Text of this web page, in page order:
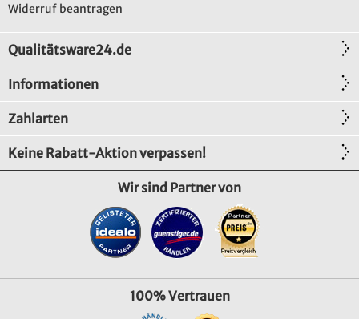
Widerruf beantragen
Qualitätsware24.de
Informationen
Zahlarten
Keine Rabatt-Aktion verpassen!
Wir sind Partner von
100% Vertrauen